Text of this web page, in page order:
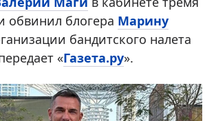
обвинил блогера Марину
бандитского налета
«Газета.ру».